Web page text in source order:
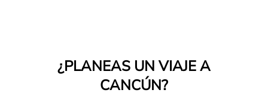
¿PLANEAS UN VIAJE A
CANCÚN?